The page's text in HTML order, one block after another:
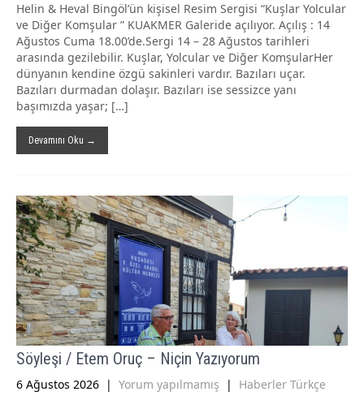
Helin & Heval Bingöl’ün kişisel Resim Sergisi “Kuşlar Yolcular
ve Diğer Komşular ” KUAKMER Galeride açılıyor. Açılış : 14
Ağustos Cuma 18.00’de.Sergi 14 – 28 Ağustos tarihleri
arasında gezilebilir. Kuşlar, Yolcular ve Diğer KomşularHer
dünyanın kendine özgü sakinleri vardır. Bazıları uçar.
Bazıları durmadan dolaşır. Bazıları ise sessizce yanı
başımızda yaşar; […]
Devamını Oku →
Söyleşi / Etem Oruç – Niçin Yazıyorum
6 Ağustos 2026 | Yorum yapılmamış | Haberler Türkçe